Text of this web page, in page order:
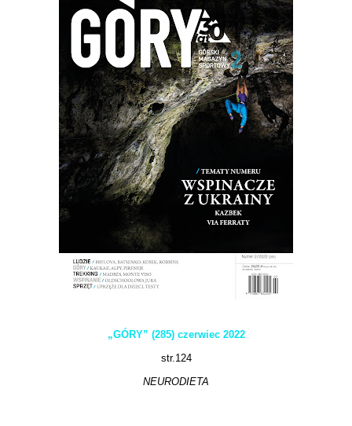
„GÓRY” (285) czerwiec 2022
str.124
NEURODIETA